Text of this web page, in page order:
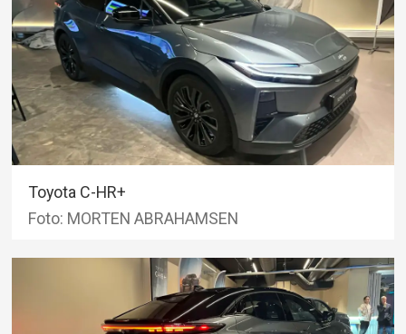
Toyota C-HR+
Foto: MORTEN ABRAHAMSEN